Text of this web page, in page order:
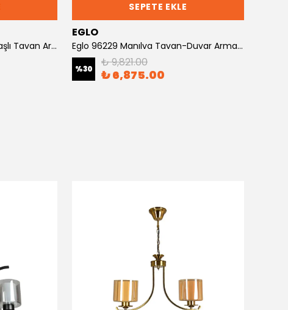
Eglo 95661 Fradelo Kristal Taşlı Tavan Armatürü
SEPETE EKLE
EGLO
Eglo 96229 Manılva Tavan-Duvar Armatürü
%30 ₺ 9,821.00
₺ 6,875.00